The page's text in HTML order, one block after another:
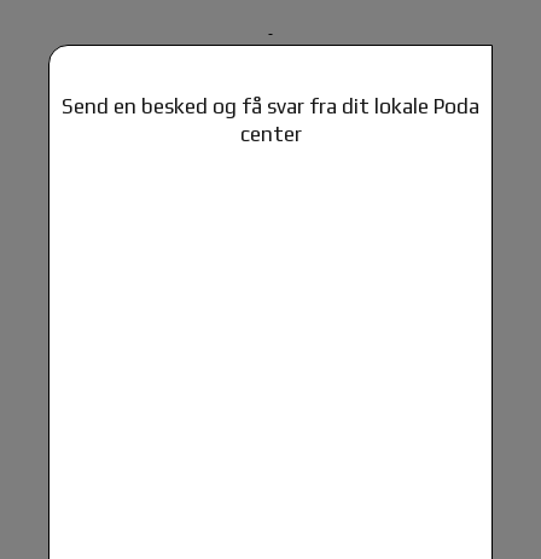
Send en besked og få svar fra dit lokale Poda
center